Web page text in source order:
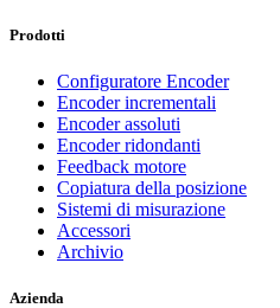
Prodotti
Configuratore Encoder
Encoder incrementali
Encoder assoluti
Encoder ridondanti
Feedback motore
Copiatura della posizione
Sistemi di misurazione
Accessori
Archivio
Azienda